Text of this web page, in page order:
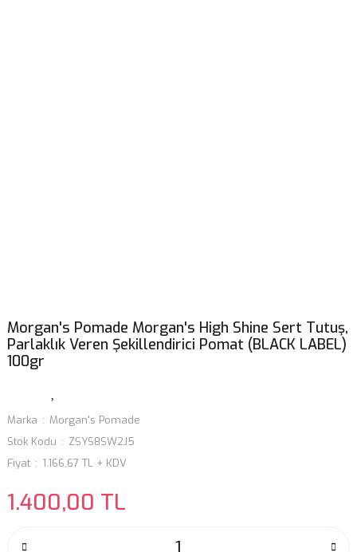
Morgan's Pomade Morgan's High Shine Sert Tutuş,
Parlaklık Veren Şekillendirici Pomat (BLACK LABEL)
100gr
Marka
Morgan's Pomade
Stok Kodu
ZSYS8SW2J5
Fiyat
1.166,67 TL + KDV
1.400,00 TL